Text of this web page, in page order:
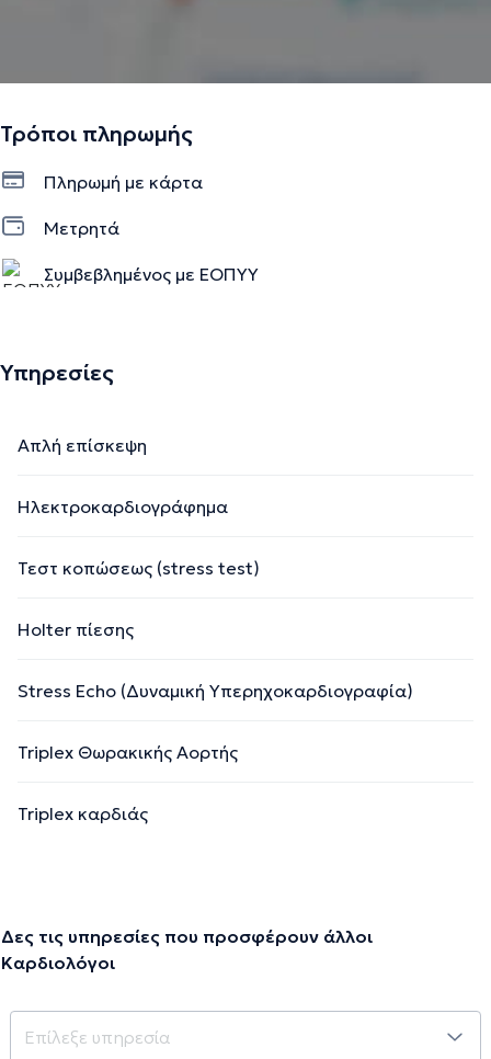
Τρόποι πληρωμής
Πληρωμή με κάρτα
Μετρητά
Συμβεβλημένος με ΕΟΠΥΥ
Υπηρεσίες
Απλή επίσκεψη
Ηλεκτροκαρδιογράφημα
Τεστ κοπώσεως (stress test)
Holter πίεσης
Stress Echo (Δυναμική Υπερηχοκαρδιογραφία)
Triplex Θωρακικής Αορτής
Triplex καρδιάς
Δες τις υπηρεσίες που προσφέρουν άλλοι
Καρδιολόγοι